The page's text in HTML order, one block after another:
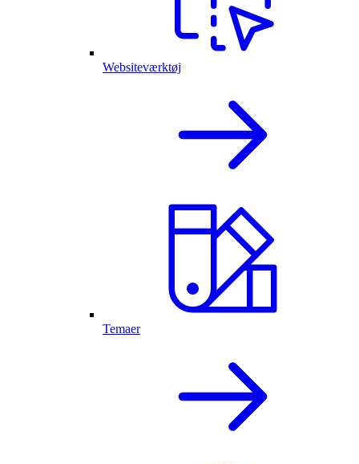
Websiteværktøj
Temaer